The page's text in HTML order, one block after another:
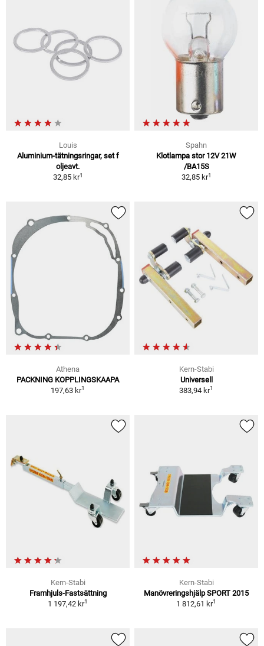
Louis
Aluminium-tätningsringar, set f
oljeavt.
32,85 kr1
Spahn
Klotlampa stor 12V 21W
/BA15S
32,85 kr1
Athena
PACKNING KOPPLINGSKAAPA
197,63 kr1
Kern-Stabi
Universell
383,94 kr1
Kern-Stabi
Framhjuls-Fastsättning
1 197,42 kr1
Kern-Stabi
Manövreringshjälp SPORT 2015
1 812,61 kr1